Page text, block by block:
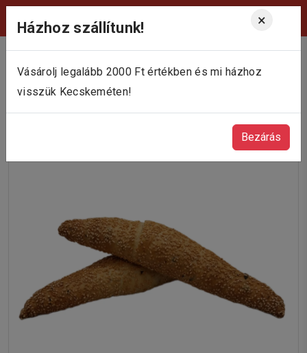
Házhoz szállítunk! ×
Vásárolj legalább 2000 Ft értékben és mi házhoz
visszük Kecskeméten!
Bezárás
Viktória Pékség Kecskemét